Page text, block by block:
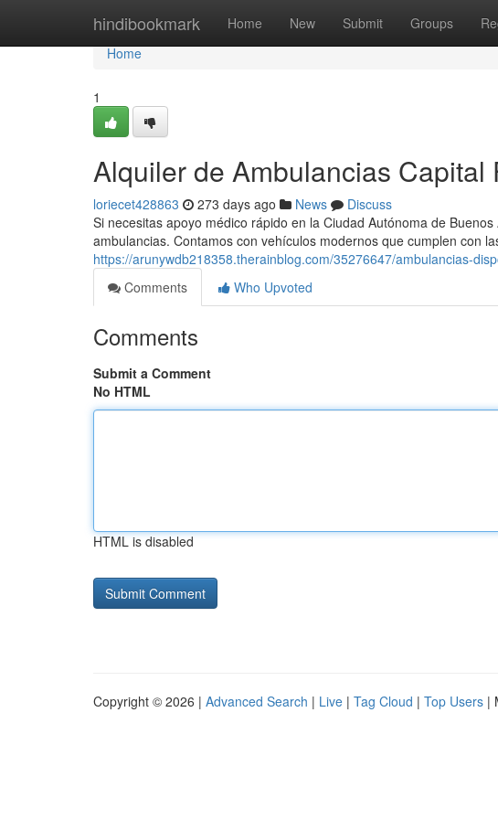
hindibookmark Home New Submit Groups
Home
Home
1
Alquiler de Ambulancias Capital
loriecet428863 273 days ago News
Discuss
Si necesitas apoyo médico rápido en la Ciudad Autónoma de
ambulancias. Contamos con vehículos modernos que cumplen con
https://arunywdb218358.therainblog.com/35276647/ambulancias-
Comments
Who Upvoted
Comments
Submit a Comment
No HTML
HTML is disabled
Copyright © 2026 | Advanced Search | Live | Tag Cloud | Top Users |